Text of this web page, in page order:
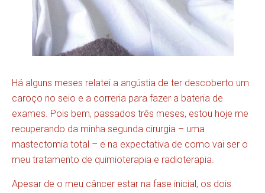
Há alguns meses relatei a angústia de ter descoberto um
caroço no seio e a correria para fazer a bateria de
exames. Pois bem, passados três meses, estou hoje me
recuperando da minha segunda cirurgia – uma
mastectomia total – e na expectativa de como vai ser o
meu tratamento de quimioterapia e radioterapia.
Apesar de o meu câncer estar na fase inicial, os dois